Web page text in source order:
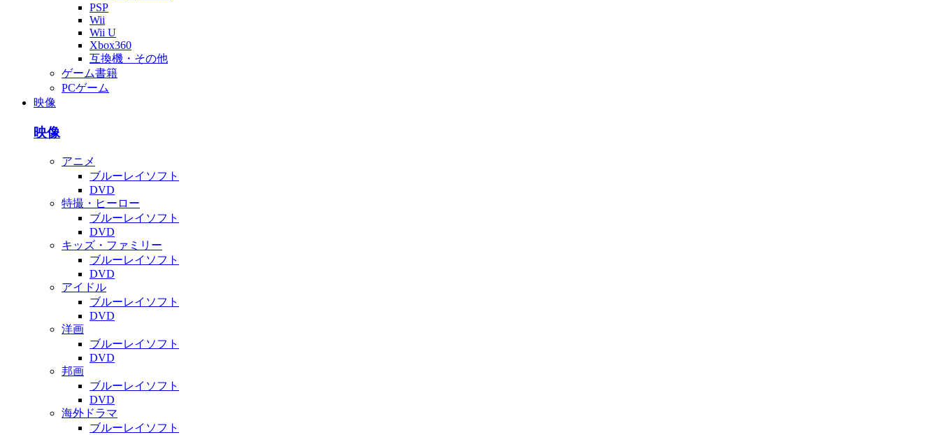
PSP
Wii
Wii U
Xbox360
互換機・その他
ゲーム書籍
PCゲーム
映像
映像
アニメ
ブルーレイソフト
DVD
特撮・ヒーロー
ブルーレイソフト
DVD
キッズ・ファミリー
ブルーレイソフト
DVD
アイドル
ブルーレイソフト
DVD
洋画
ブルーレイソフト
DVD
邦画
ブルーレイソフト
DVD
海外ドラマ
ブルーレイソフト